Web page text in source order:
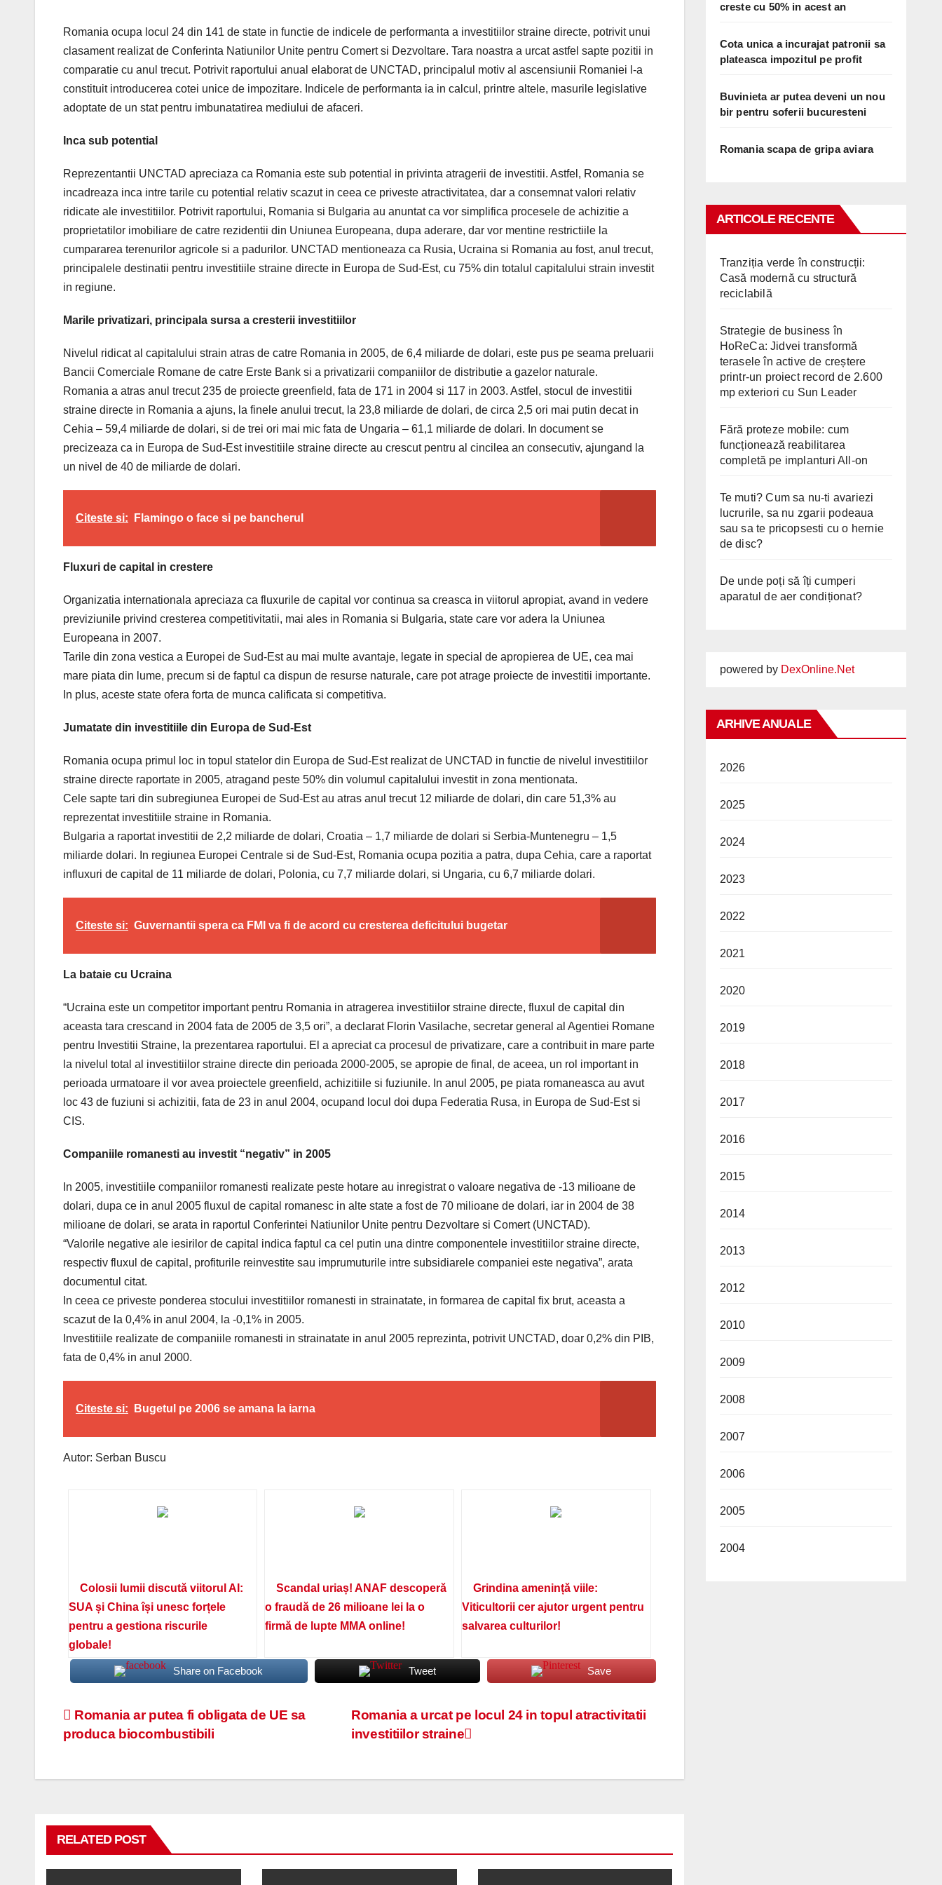
Romania ocupa locul 24 din 141 de state in functie de indicele de performanta a investitiilor straine directe, potrivit unui
clasament realizat de Conferinta Natiunilor Unite pentru Comert si Dezvoltare. Tara noastra a urcat astfel sapte pozitii in
comparatie cu anul trecut. Potrivit raportului anual elaborat de UNCTAD, principalul motiv al ascensiunii Romaniei l-a
constituit introducerea cotei unice de impozitare. Indicele de performanta ia in calcul, printre altele, masurile legislative
adoptate de un stat pentru imbunatatirea mediului de afaceri.
Inca sub potential
Reprezentantii UNCTAD apreciaza ca Romania este sub potential in privinta atragerii de investitii. Astfel, Romania se
incadreaza inca intre tarile cu potential relativ scazut in ceea ce priveste atractivitatea, dar a consemnat valori relativ
ridicate ale investitiilor. Potrivit raportului, Romania si Bulgaria au anuntat ca vor simplifica procesele de achizitie a
proprietatilor imobiliare de catre rezidentii din Uniunea Europeana, dupa aderare, dar vor mentine restrictiile la
cumpararea terenurilor agricole si a padurilor. UNCTAD mentioneaza ca Rusia, Ucraina si Romania au fost, anul trecut,
principalele destinatii pentru investitiile straine directe in Europa de Sud-Est, cu 75% din totalul capitalului strain investit
in regiune.
Marile privatizari, principala sursa a cresterii investitiilor
Nivelul ridicat al capitalului strain atras de catre Romania in 2005, de 6,4 miliarde de dolari, este pus pe seama preluarii
Bancii Comerciale Romane de catre Erste Bank si a privatizarii companiilor de distributie a gazelor naturale.
Romania a atras anul trecut 235 de proiecte greenfield, fata de 171 in 2004 si 117 in 2003. Astfel, stocul de investitii
straine directe in Romania a ajuns, la finele anului trecut, la 23,8 miliarde de dolari, de circa 2,5 ori mai putin decat in
Cehia – 59,4 miliarde de dolari, si de trei ori mai mic fata de Ungaria – 61,1 miliarde de dolari. In document se
precizeaza ca in Europa de Sud-Est investitiile straine directe au crescut pentru al cincilea an consecutiv, ajungand la
un nivel de 40 de miliarde de dolari.
Citeste si: Flamingo o face si pe bancherul
Fluxuri de capital in crestere
Organizatia internationala apreciaza ca fluxurile de capital vor continua sa creasca in viitorul apropiat, avand in vedere
previziunile privind cresterea competitivitatii, mai ales in Romania si Bulgaria, state care vor adera la Uniunea
Europeana in 2007.
Tarile din zona vestica a Europei de Sud-Est au mai multe avantaje, legate in special de apropierea de UE, cea mai
mare piata din lume, precum si de faptul ca dispun de resurse naturale, care pot atrage proiecte de investitii importante.
In plus, aceste state ofera forta de munca calificata si competitiva.
Jumatate din investitiile din Europa de Sud-Est
Romania ocupa primul loc in topul statelor din Europa de Sud-Est realizat de UNCTAD in functie de nivelul investitiilor
straine directe raportate in 2005, atragand peste 50% din volumul capitalului investit in zona mentionata.
Cele sapte tari din subregiunea Europei de Sud-Est au atras anul trecut 12 miliarde de dolari, din care 51,3% au
reprezentat investitiile straine in Romania.
Bulgaria a raportat investitii de 2,2 miliarde de dolari, Croatia – 1,7 miliarde de dolari si Serbia-Muntenegru – 1,5
miliarde dolari. In regiunea Europei Centrale si de Sud-Est, Romania ocupa pozitia a patra, dupa Cehia, care a raportat
influxuri de capital de 11 miliarde de dolari, Polonia, cu 7,7 miliarde dolari, si Ungaria, cu 6,7 miliarde dolari.
Citeste si: Guvernantii spera ca FMI va fi de acord cu cresterea deficitului bugetar
La bataie cu Ucraina
“Ucraina este un competitor important pentru Romania in atragerea investitiilor straine directe, fluxul de capital din
aceasta tara crescand in 2004 fata de 2005 de 3,5 ori”, a declarat Florin Vasilache, secretar general al Agentiei Romane
pentru Investitii Straine, la prezentarea raportului. El a apreciat ca procesul de privatizare, care a contribuit in mare parte
la nivelul total al investitiilor straine directe din perioada 2000-2005, se apropie de final, de aceea, un rol important in
perioada urmatoare il vor avea proiectele greenfield, achizitiile si fuziunile. In anul 2005, pe piata romaneasca au avut
loc 43 de fuziuni si achizitii, fata de 23 in anul 2004, ocupand locul doi dupa Federatia Rusa, in Europa de Sud-Est si
CIS.
Companiile romanesti au investit “negativ” in 2005
In 2005, investitiile companiilor romanesti realizate peste hotare au inregistrat o valoare negativa de -13 milioane de
dolari, dupa ce in anul 2005 fluxul de capital romanesc in alte state a fost de 70 milioane de dolari, iar in 2004 de 38
milioane de dolari, se arata in raportul Conferintei Natiunilor Unite pentru Dezvoltare si Comert (UNCTAD).
“Valorile negative ale iesirilor de capital indica faptul ca cel putin una dintre componentele investitiilor straine directe,
respectiv fluxul de capital, profiturile reinvestite sau imprumuturile intre subsidiarele companiei este negativa”, arata
documentul citat.
In ceea ce priveste ponderea stocului investitiilor romanesti in strainatate, in formarea de capital fix brut, aceasta a
scazut de la 0,4% in anul 2004, la -0,1% in 2005.
Investitiile realizate de companiile romanesti in strainatate in anul 2005 reprezinta, potrivit UNCTAD, doar 0,2% din PIB,
fata de 0,4% in anul 2000.
Citeste si: Bugetul pe 2006 se amana la iarna
Autor: Serban Buscu
Colosii lumii discută viitorul AI:
SUA și China își unesc forțele
pentru a gestiona riscurile
globale!
Scandal uriaș! ANAF descoperă
o fraudă de 26 milioane lei la o
firmă de lupte MMA online!
Grindina amenință viile:
Viticultorii cer ajutor urgent pentru
salvarea culturilor!
Share on Facebook Tweet Save
Navigare
în
articole
Romania a urcat pe locul 24 in topul atractivitatii
investitiilor straine
Romania ar putea fi obligata de UE sa
produca biocombustibili
RELATED POST
creste cu 50% in acest an
Cota unica a incurajat patronii sa
plateasca impozitul pe profit
Buvinieta ar putea deveni un nou
bir pentru soferii bucuresteni
Romania scapa de gripa aviara
ARTICOLE RECENTE
Tranziția verde în construcții:
Casă modernă cu structură
reciclabilă
Strategie de business în
HoReCa: Jidvei transformă
terasele în active de creștere
printr-un proiect record de 2.600
mp exteriori cu Sun Leader
Fără proteze mobile: cum
funcționează reabilitarea
completă pe implanturi All-on
Te muti? Cum sa nu-ti avariezi
lucrurile, sa nu zgarii podeaua
sau sa te pricopsesti cu o hernie
de disc?
De unde poți să îți cumperi
aparatul de aer condiționat?
powered by DexOnline.Net
ARHIVE ANUALE
2026
2025
2024
2023
2022
2021
2020
2019
2018
2017
2016
2015
2014
2013
2012
2010
2009
2008
2007
2006
2005
2004